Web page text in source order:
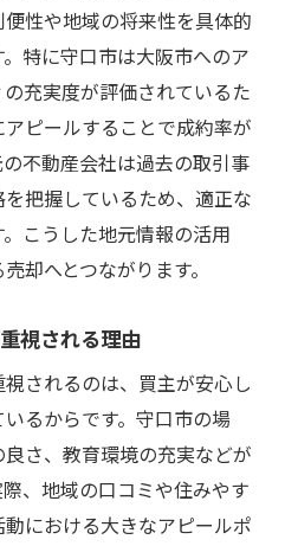
性や地域の将来性を具体的
特に守口市は大阪市へのア
充実度が評価されているた
ピールすることで成約率が
不動産会社は過去の取引事
把握しているため、適正な
こうした地元情報の活用
却へとつながります。
視される理由
されるのは、買主が安心し
るからです。守口市の場
さ、教育環境の充実などが
、地域の口コミや住みやす
における大きなアピールポ